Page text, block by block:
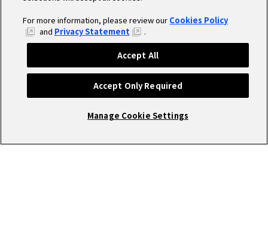
For more information, please review our Cookies Policy
and Privacy Statement .
Manage Cookie Settings
Accept Only Required
Accept All